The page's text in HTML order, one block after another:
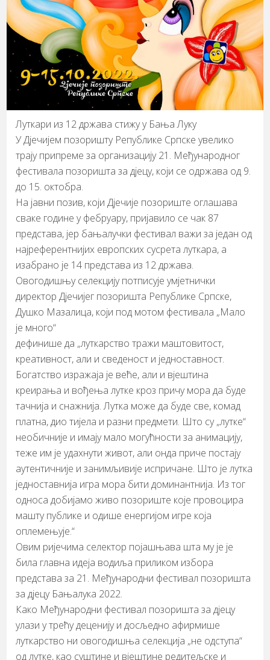
Луткари из 12 држава стижу у Бања Луку
У Дјечијем позоришту Републике Српске увелико
трају припреме за организацију 21. Међународног
фестивала позоришта за дјецу, који се одржава од 9.
до 15. октобра.
На јавни позив, који Дјечије позориште оглашава
сваке године у фебруару, пријавило се чак 87
представа, јер бањалучки фестивал важи за један од
најреферентнијих европских сусрета луткара, а
изабрано је 14 представа из 12 држава.
Овогодишњу селекцију потписује умјетнички
директор Дјечијег позоришта Републике Српске,
Душко Мазалица, који под мотом фестивала „Мало
је много“
дефинише да „луткарство тражи маштовитост,
креативност, али и сведеност и једноставност.
Богатство изражаја је веће, али и вјештина
креирања и вођења лутке кроз причу мора да буде
тачнија и снажнија. Лутка може да буде све, комад
платна, дио тијела и разни предмети. Што су „лутке“
необичније и имају мало могућности за анимацију,
теже им је удахнути живот, али онда приче постају
аутентичније и занимљивије испричане. Што је лутка
једноставнија игра мора бити доминантнија. Из тог
односа добијамо живо позориште које провоцира
машту публике и одише енергијом игре која
оплемењује.“
Овим ријечима селектор појашњава шта му је је
била главна идеја водиља приликом избора
представа за 21. Међународни фестивал позоришта
за дјецу Бањалука 2022.
Како Међународни фестивал позоришта за дјецу
улази у трећу деценију и досљедно афирмише
луткарство ни овогодишња селекција „не одступа“
од лутке, као суштине и вјештине редитељскe и